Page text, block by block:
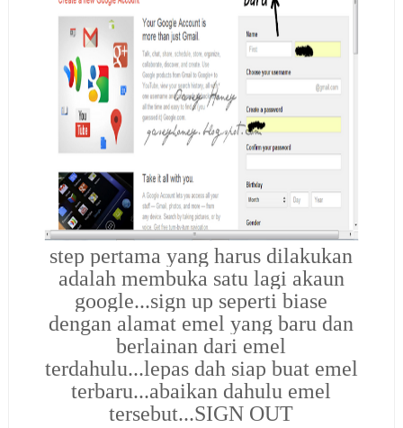
step pertama yang harus dilakukan
adalah membuka satu lagi akaun
google...sign up seperti biase
dengan alamat emel yang baru dan
berlainan dari emel
terdahulu...lepas dah siap buat emel
terbaru...abaikan dahulu emel
tersebut...SIGN OUT